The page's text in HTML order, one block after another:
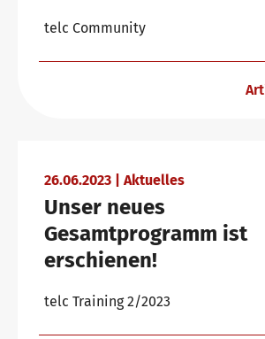
Deutsch Test für den Beruf
telc Campus
Konferenzräume in Bad Homburg
ShopCampusTrainingCommunity
telc Community
26.06.2023 | Aktuelles
Unser neues
Gesamtprogramm ist
erschienen!
telc Training 2/2023